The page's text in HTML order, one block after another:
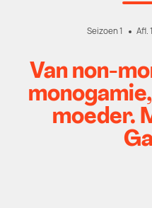
Seizoen 1 Afl.
Van non-
moeder.